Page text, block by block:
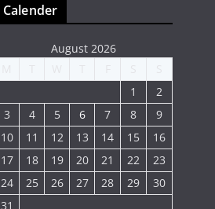
Calender
August 2026
1
2
3
4 5 6 7 8
9
10
11 12 13 14 15
16
17
18 19 20 21 22
23
24
25 26 27 28 29
30
31